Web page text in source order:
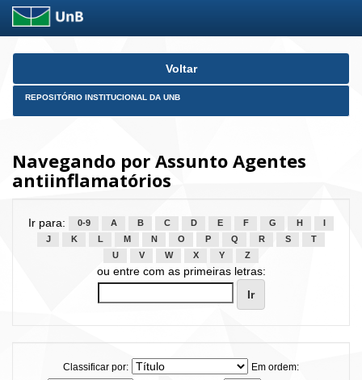
Skip
Voltar
REPOSITÓRIO INSTITUCIONAL DA UNB
Navegando por Assunto Agentes
antiinflamatórios
Ir para: 0-9 A B C D E F G H
J
K L M N O P Q R S
T
U
V W X Y Z
ou entre com as primeiras letras:
Classificar por:
Em ordem: